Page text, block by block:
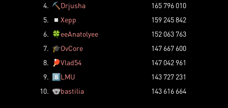
4. ⛏️ Drjusha
165 796 010
5.
◽ Xepp
159 245 842
6. 🍀eeAnatolyee
152 063 763
7. 🎓OvCore
147 667 600
8.
🏓Vlad54
147 042 961
9. 8️⃣LMU
143 727 231
10. 🐨bastilia 143 616 664